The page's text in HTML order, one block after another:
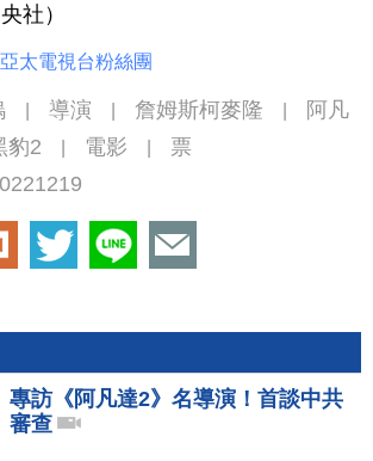
社）
太電視台粉絲團
導演 詹姆斯柯麥隆
阿凡
豹2 電影
票
專訪《阿凡達2》名導演！首談中共
審查